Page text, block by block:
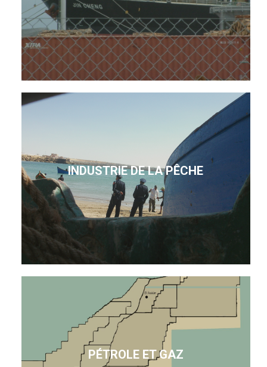
INDUSTRIE DE LA PÊCHE
PÉTROLE ET GAZ